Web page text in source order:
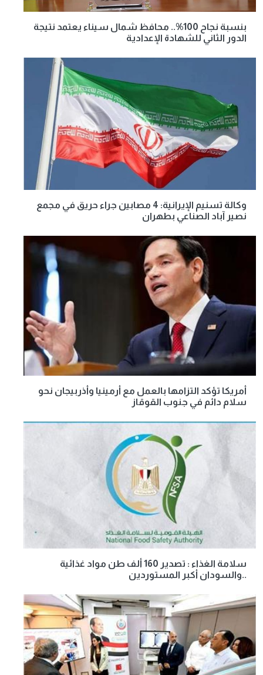
بنسبة نجاح 100%.. محافظ شمال سيناء يعتمد نتيجة
الدور الثاني للشهادة الإعدادية
وكالة تسنيم الإيرانية: 4 مصابين جراء حريق في مجمع
نصير آباد الصناعي بطهران
أمريكا تؤكد التزامها بالعمل مع أرمينيا وأذربيجان نحو
سلام دائم في جنوب القوقاز
سلامة الغذاء : تصدير 160 ألف طن مواد غذائية
..والسودان أكبر المستوردين